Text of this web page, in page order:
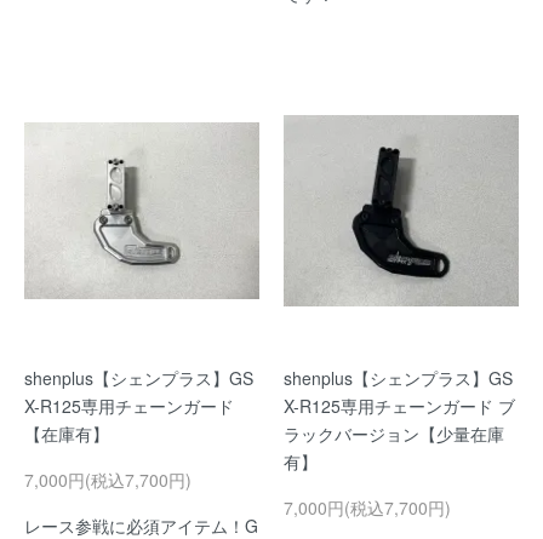
shenplus【シェンプラス】GS
X-R125専用チェーンガード
【在庫有】
7,000円(税込7,700円)
レース参戦に必須アイテム！G
shenplus【シェンプラス】GS
X-R125専用チェーンガード ブ
ラックバージョン【少量在庫
有】
7,000円(税込7,700円)